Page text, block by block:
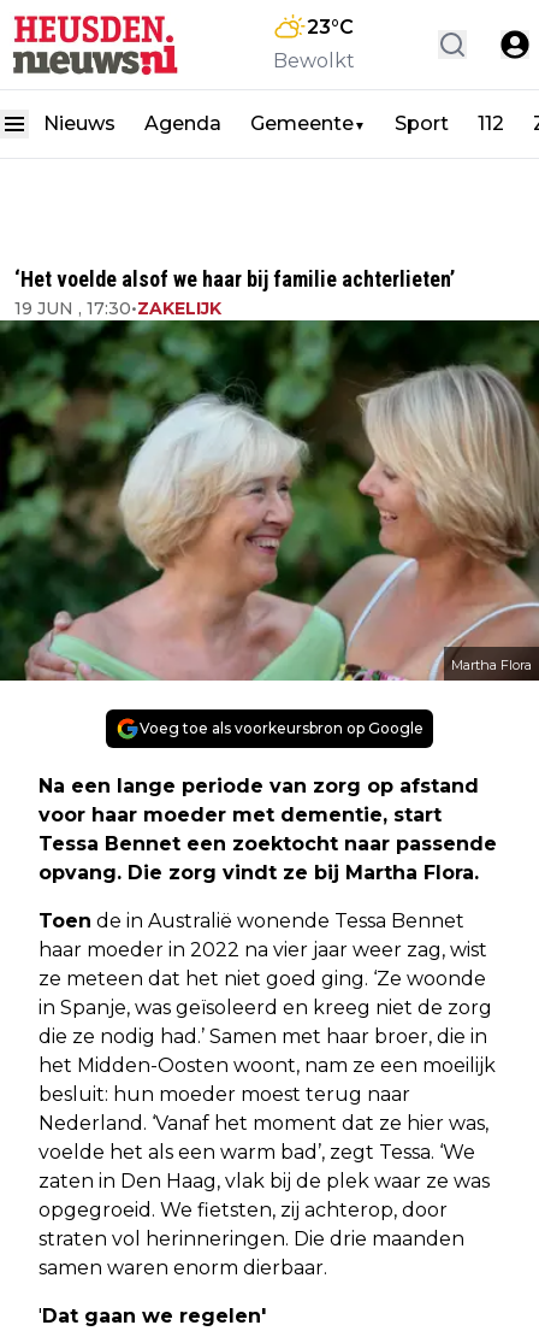
23°C
Bewolkt
Nieuws Agenda Gemeente▼ Sport 112
‘Het voelde alsof we haar bij familie achterlieten’
19 JUN , 17:30•ZAKELIJK
Martha Flora
Voeg toe als voorkeursbron op Google
Na een lange periode van zorg op afstand
voor haar moeder met dementie, start
Tessa Bennet een zoektocht naar passende
opvang. Die zorg vindt ze bij Martha Flora.
Toen de in Australië wonende Tessa Bennet
haar moeder in 2022 na vier jaar weer zag, wist
ze meteen dat het niet goed ging. ‘Ze woonde
in Spanje, was geïsoleerd en kreeg niet de zorg
die ze nodig had.’ Samen met haar broer, die in
het Midden-Oosten woont, nam ze een moeilijk
besluit: hun moeder moest terug naar
Nederland. ‘Vanaf het moment dat ze hier was,
voelde het als een warm bad’, zegt Tessa. ‘We
zaten in Den Haag, vlak bij de plek waar ze was
opgegroeid. We fietsten, zij achterop, door
straten vol herinneringen. Die drie maanden
samen waren enorm dierbaar.
'Dat gaan we regelen'